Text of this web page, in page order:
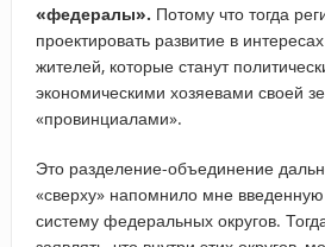
«федералы». Потому что тогда
проектировать развитие в
жителей, которые станут
экономическими хозяевами своей
«провинциалами».
Это разделение-объединение
«сверху» напомнило мне
систему федеральных округов.